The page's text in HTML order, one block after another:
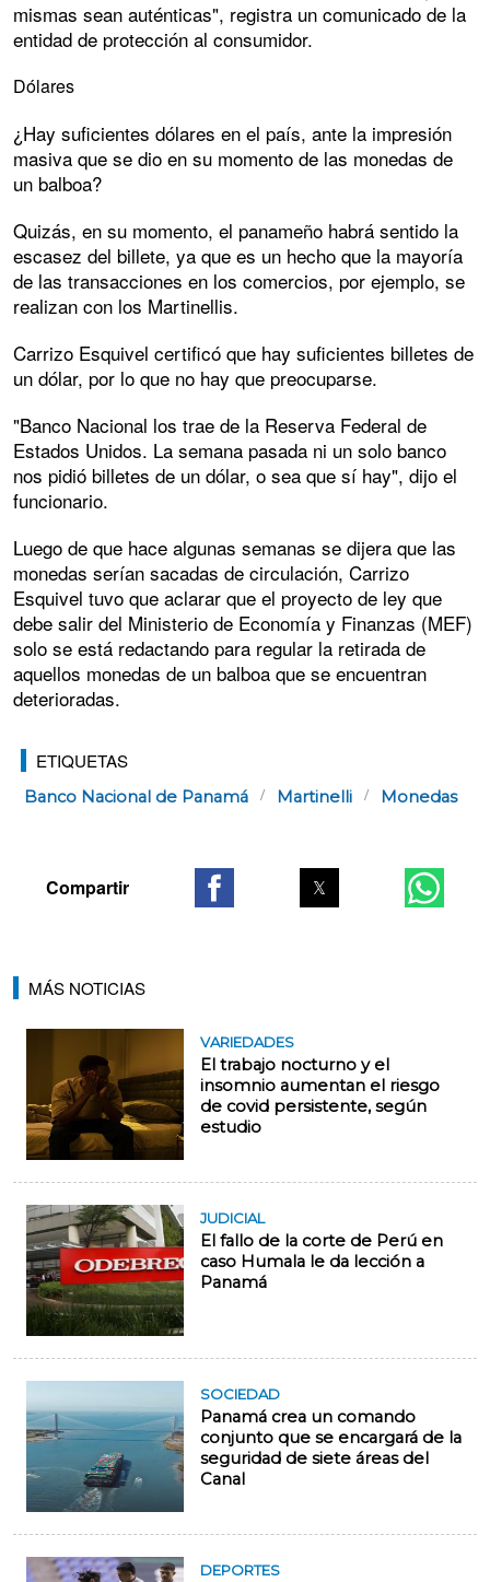
mismas sean auténticas", registra un comunicado de la
entidad de protección al consumidor.
Dólares
¿Hay suficientes dólares en el país, ante la impresión
masiva que se dio en su momento de las monedas de
un balboa?
Quizás, en su momento, el panameño habrá sentido la
escasez del billete, ya que es un hecho que la mayoría
de las transacciones en los comercios, por ejemplo, se
realizan con los Martinellis.
Carrizo Esquivel certificó que hay suficientes billetes de
un dólar, por lo que no hay que preocuparse.
"Banco Nacional los trae de la Reserva Federal de
Estados Unidos. La semana pasada ni un solo banco
nos pidió billetes de un dólar, o sea que sí hay", dijo el
funcionario.
Luego de que hace algunas semanas se dijera que las
monedas serían sacadas de circulación, Carrizo
Esquivel tuvo que aclarar que el proyecto de ley que
debe salir del Ministerio de Economía y Finanzas (MEF)
solo se está redactando para regular la retirada de
aquellos monedas de un balboa que se encuentran
deterioradas.
ETIQUETAS
Banco Nacional de Panamá Martinelli Monedas
MÁS NOTICIAS
VARIEDADES
El trabajo nocturno y el
insomnio aumentan el riesgo
de covid persistente, según
estudio
JUDICIAL
El fallo de la corte de Perú en
caso Humala le da lección a
Panamá
SOCIEDAD
Panamá crea un comando
conjunto que se encargará de la
seguridad de siete áreas del
Canal
DEPORTES